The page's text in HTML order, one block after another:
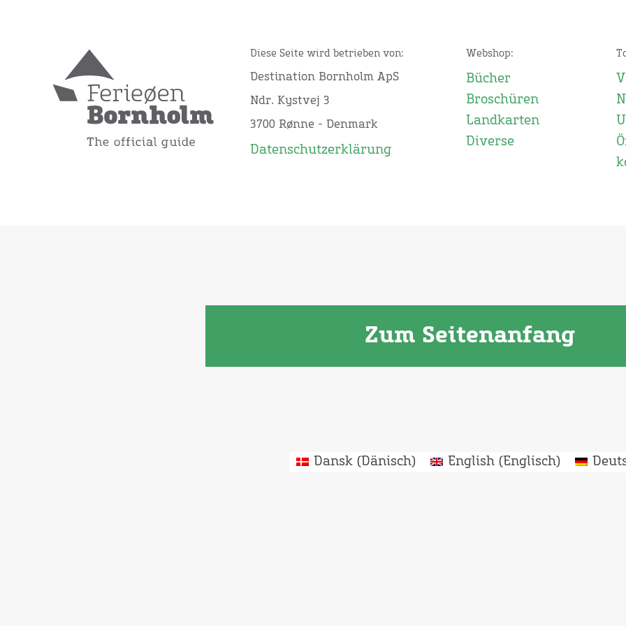
Diese Seite wird betrieben von:
Destination Bornholm ApS
Ndr. Kystvej 3
3700 Rønne - Denmark
Datenschutzerklärung
Webshop:
Bücher
Broschüren
Landkarten
Diverse
Zum Seitenanfang
Dansk( Dänisch) English ( Englisch)